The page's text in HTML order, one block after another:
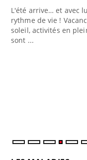
L'été arrive… et avec
rythme de vie !
soleil, activités en
sont ...